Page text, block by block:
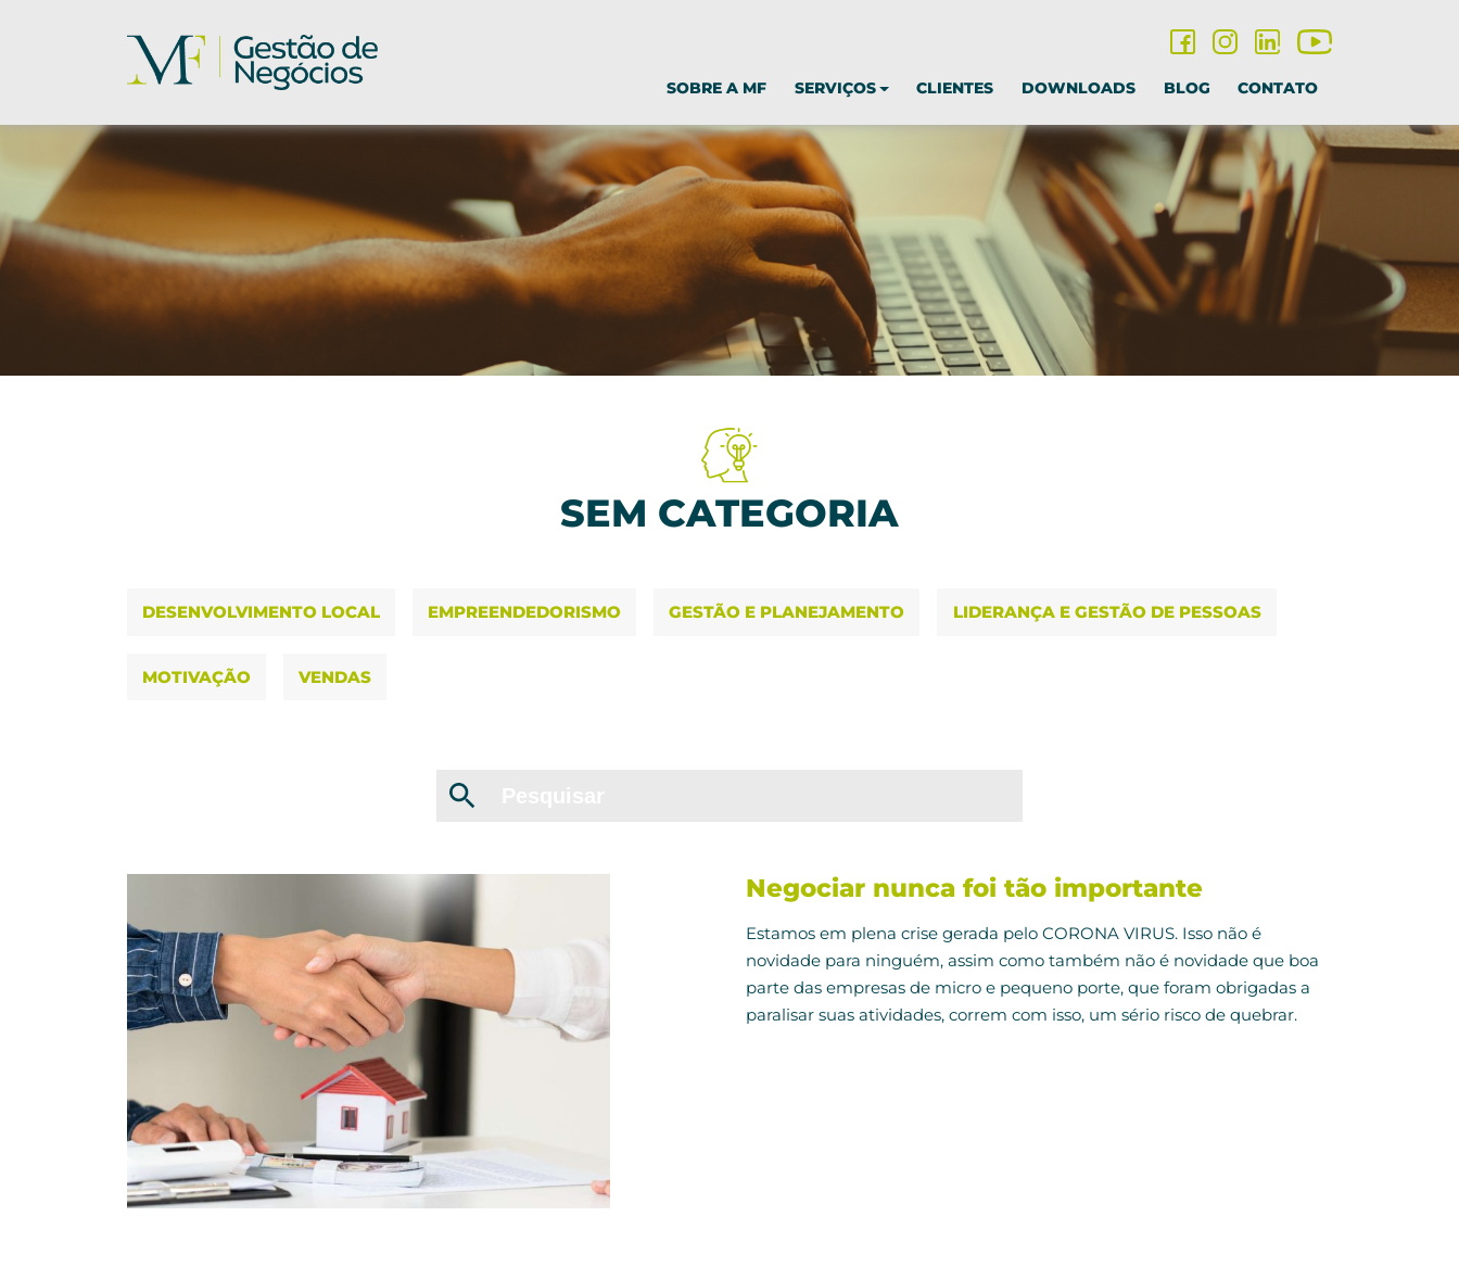
SOBRE A MF SERVIÇOS CLIENTES DOWNLOADS BLOG CONTATO
SEM CATEGORIA
DESENVOLVIMENTO LOCAL EMPREENDEDORISMO GESTÃO E PLANEJAMENTO LIDERANÇA E GESTÃO DE PESSOAS
MOTIVAÇÃO VENDAS
Negociar nunca foi tão importante
Estamos em plena crise gerada pelo CORONA VIRUS. Isso não é
novidade para ninguém, assim como também não é novidade que boa
parte das empresas de micro e pequeno porte, que foram obrigadas a
paralisar suas atividades, correm com isso, um sério risco de quebrar.